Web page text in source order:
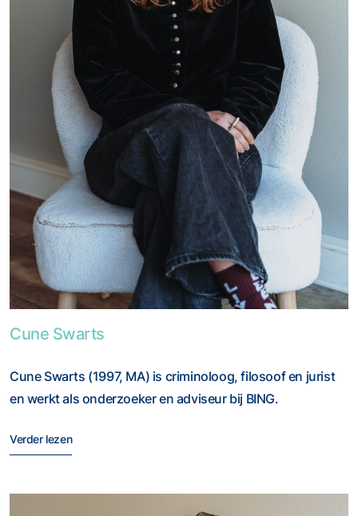
Cune Swarts
Cune Swarts (1997, MA) is criminoloog, filosoof en jurist
en werkt als onderzoeker en adviseur bij BING.
Verder lezen